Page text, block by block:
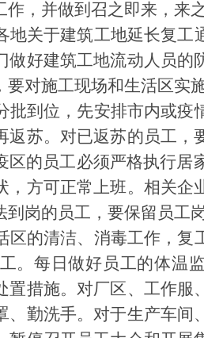
，并做到召之即来，来
地关于建筑工地延长复工
做好建筑工地流动人员的
对施工现场和生活区实
批到位，先安排市内或疫
苏。对已返苏的员工，
的员工必须严格执行居
，方可正常上班。相关企
岗的员工，要保留员工
区的清洁、消毒工作，复
。每日做好员工的体温
措施。对厂区、工作服
勤洗手。对于生产车间